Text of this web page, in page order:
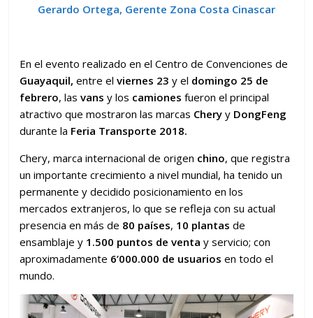
Gerardo Ortega, Gerente Zona Costa Cinascar
En el evento realizado en el Centro de Convenciones de
Guayaquil, entre elviernes 23y el domingo 25 de
febrero, lasvans y los camiones fueron el principal
atractivo que mostraron las marcas Chery y DongFeng
durante la Feria Transporte 2018.
Chery, marca internacional de origen chino, que registra
un importante crecimiento a nivel mundial, ha tenido un
permanente y decidido posicionamiento en los
mercados extranjeros, lo que se refleja con su actual
presencia en más de 80 países, 10 plantas de
ensamblaje y 1.500 puntos de venta y servicio; con
aproximadamente 6’000.000 de usuarios en todo el
mundo.